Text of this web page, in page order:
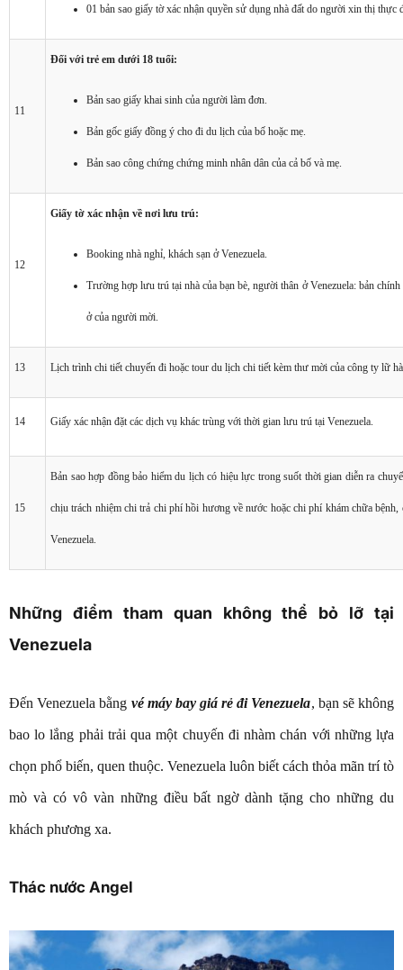
01 bản sao giấy tờ xác nhận quyền sử dụng nhà đất do người xin thị thực
11
Đối với trẻ em dưới 18 tuổi:
Bản sao giấy khai sinh của người làm đơn.
Bản gốc giấy đồng ý cho đi du lịch của bố hoặc mẹ.
Bản sao công chứng chứng minh nhân dân của cả bố và mẹ.
12
Giấy tờ xác nhận về nơi lưu trú:
Booking nhà nghỉ, khách sạn ở Venezuela.
Trường hợp lưu trú tại nhà của bạn bè, người thân ở Venezuela: bản
ở của người mời.
13 Lịch trình chi tiết chuyến đi hoặc tour du lịch chi tiết kèm thư mời của công ty lữ
14 Giấy xác nhận đặt các dịch vụ khác trùng với thời gian lưu trú tại Venezuela.
15
Bản sao hợp đồng bảo hiểm du lịch có hiệu lực trong suốt thời gian diễn ra
chịu trách nhiệm chi trả chi phí hồi hương về nước hoặc chi phí khám chữa
Venezuela.
Những điểm tham quan không thể bỏ lỡ tại
Venezuela
Đến Venezuela bằng vé máy bay giá rẻ đi Venezuela, bạn sẽ không
bao lo lắng phải trải qua một chuyến đi nhàm chán với những lựa
chọn phổ biến, quen thuộc. Venezuela luôn biết cách thỏa mãn trí tò
mò và có vô vàn những điều bất ngờ dành tặng cho những du
khách phương xa.
Thác nước Angel